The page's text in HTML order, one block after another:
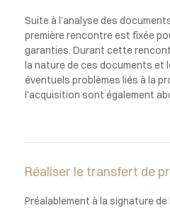
Suite à l’analyse des
première rencontre est fixée
garanties. Durant cette
la nature de ces documents et
éventuels problèmes liés à la
l'acquisition sont également
Réaliser le transfert de
Préalablement à la signature